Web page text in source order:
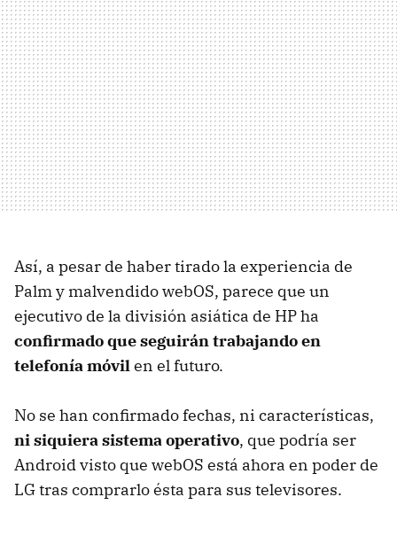
Así, a pesar de haber tirado la experiencia de
Palm y malvendido webOS, parece que un
ejecutivo de la división asiática de HP ha
confirmado que seguirán trabajando en
telefonía móvilen el futuro.
No se han confirmado fechas, ni características,
ni siquiera sistema operativo, que podría ser
Android visto que webOS está ahora en poder de
LG tras comprarlo ésta para sus televisores.